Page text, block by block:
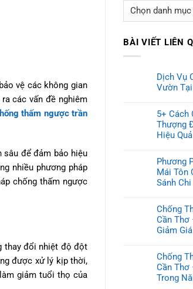
vệ các không gian
các vấn đề nghiêm
thấm ngược trần
sâu để đảm bảo hiệu
nhiều phương pháp
chống thấm ngược
thay đổi nhiệt độ đột
được xử lý kịp thời,
giảm tuổi thọ của
Danh
BÀI VIẾT LIÊN
Dịch Vụ
Vườn
5+ Cách
Thượng
Hiệu Quả
Phương
Mái Tôn
Sánh
Chống
Cần Thơ
Giảm Giá
Chống
Cần Thơ
Trong